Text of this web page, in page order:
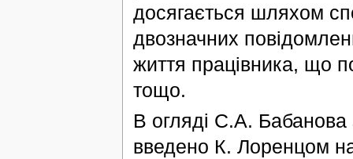
досягається шляхом
двозначних
життя працівника, що
тощо.
В огляді С.А. Бабанова
введено К. Лоренцом